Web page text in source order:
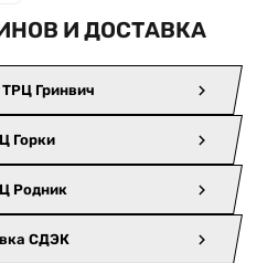
И ДОСТАВКА
Гринвич
Горки
Родник
СДЭК